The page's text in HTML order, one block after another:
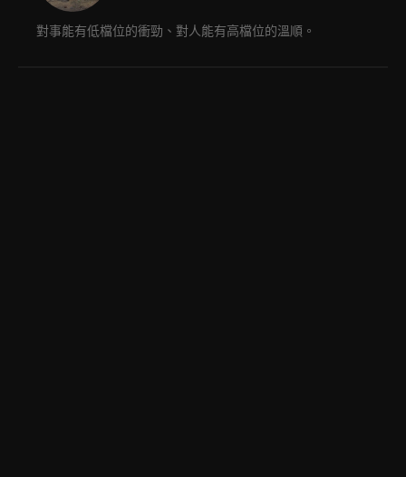
對事能有低檔位的衝勁、對人能有高檔位的溫順。